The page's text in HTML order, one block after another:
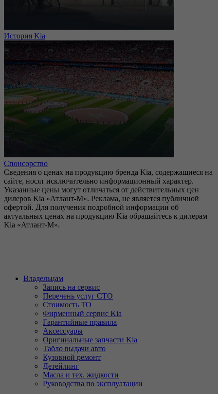
История Kia
Спонсорство
Сведения о ценах на продукцию бренда Kia, содержащиеся на
сайте, носят исключительно информационный характер.
Указанные цены могут отличаться от действительных цен
дилеров Kia «Атлант-М». Реклама, не является публичной
офертой. Для получения подробной информации об
актуальных ценах на продукцию Kia обращайтесь к дилерам
Kia «Атлант-М».
Владельцам
Запись на сервис
Перечень услуг СТО
Стоимость ТО
Фирменный сервис Kia
Гарантийные правила
Аксессуары
Оригинальные запчасти Kia
Табло выдачи авто
Кузовной ремонт
Детейлинг
Масла и тех. жидкости
Руководства по эксплуатации